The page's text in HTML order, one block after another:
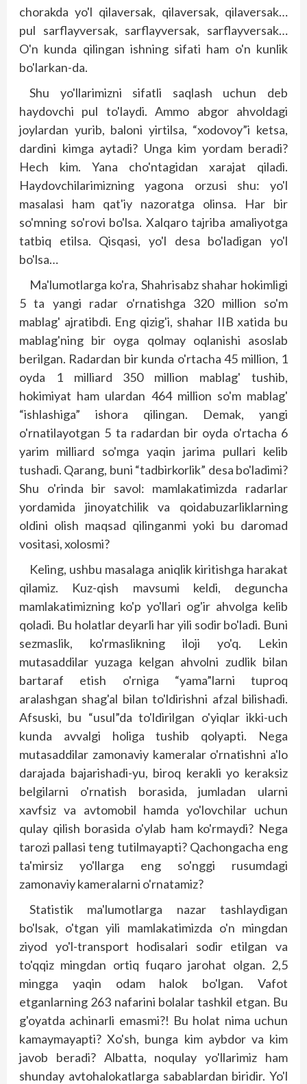
chorakda yo'l qilaversak, qilaversak, qilaversak…
pul sarflayversak, sarflayversak, sarflayversak…
O'n kunda qilingan ishning sifati ham o'n kunlik
bo'larkan-da.
Shu yo'llarimizni sifatli saqlash uchun deb
haydovchi pul to'laydi. Ammo abgor ahvoldagi
joylardan yurib, baloni yirtilsa, “xodovoy”i ketsa,
dardini kimga aytadi? Unga kim yordam beradi?
Hech kim. Yana cho'ntagidan xarajat qiladi.
Haydovchilarimizning yagona orzusi shu: yo'l
masalasi ham qat'iy nazoratga olinsa. Har bir
so'mning so'rovi bo'lsa. Xalqaro taj­riba amaliyotga
tatbiq etilsa. Qisqasi, yo'l desa bo'ladigan yo'l
bo'lsa…
Ma'lumotlarga ko'ra, Shahrisabz shahar hokimligi
5 ta yangi radar o'rnatishga 320 million so'm
mablag' ajratibdi. Eng qizig'i, shahar IIB xatida bu
mablag'ning bir oyga qolmay oqlanishi asoslab
berilgan. Radardan bir kunda o'rtacha 45 million, 1
oyda 1 milliard 350 million mablag' tushib,
hokimiyat ham ulardan 464 million so'm mablag'
“ishlashiga” ishora qilingan. Demak, yangi
o'rnatilayotgan 5 ta radardan bir oyda o'rtacha 6
yarim milliard so'mga yaqin jarima pullari kelib
tushadi. Qarang, buni “tadbirkorlik” desa bo'ladimi?
Shu o'rinda bir savol: mamlakatimizda radarlar
yordamida jinoyatchilik va qoidabuzarliklarning
oldini olish maqsad qilinganmi yoki bu daromad
vositasi, xolosmi?
Keling, ushbu masalaga aniqlik kiritishga harakat
qilamiz. Kuz-qish mavsumi keldi, deguncha
mamlakatimizning ko'p yo'llari og'ir ahvolga kelib
qoladi. Bu holatlar deyarli har yili sodir bo'ladi. Buni
sezmaslik, ko'rmaslikning iloji yo'q. Lekin
mutasaddilar yuzaga kelgan ahvolni zudlik bilan
bartaraf etish o'rniga “yama”larni tuproq
aralashgan shag'al bilan to'ldirishni afzal bilishadi.
Afsuski, bu “usul”da to'ldirilgan o'yiqlar ikki-uch
kunda avvalgi holiga tushib qolyapti. Nega
mutasaddilar zamonaviy kameralar o'rnatishni a'lo
darajada bajarishadi-yu, biroq kerakli yo keraksiz
belgilarni o'rnatish borasida, jumladan ularni
xavfsiz va avtomobil hamda yo'lovchilar uchun
qulay qilish borasida o'ylab ham ko'rmaydi? Nega
tarozi pallasi teng tutilmayapti? Qachongacha eng
ta'mirsiz yo'llarga eng so'nggi rusumdagi
zamonaviy kameralarni o'rnatamiz?
Statistik ma'lumotlarga nazar tashlaydigan
bo'lsak, o'tgan yili mamlakatimizda o'n mingdan
ziyod yo'l-transport hodisalari sodir etilgan va
to'qqiz mingdan ortiq fuqaro jarohat olgan. 2,5
mingga yaqin odam halok bo'lgan. Vafot
etganlarning 263 nafarini bolalar tashkil etgan. Bu
g'oyatda achinarli emasmi?! Bu holat nima uchun
kamaymayapti? Xo'sh, bunga kim aybdor va kim
javob beradi? Albatta, noqulay yo'llarimiz ham
shunday avtohalokatlarga sabablardan biridir. Yo'l